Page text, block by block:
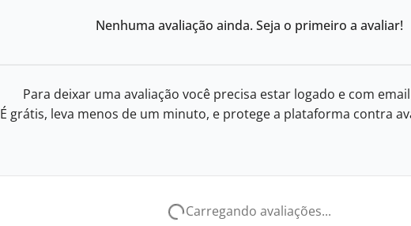
Nenhuma avaliação ainda. Seja o primeiro a avaliar!
Para deixar uma avaliação você precisa estar logado e com
É grátis, leva menos de um minuto, e protege a plataforma contra
Carregando avaliações...